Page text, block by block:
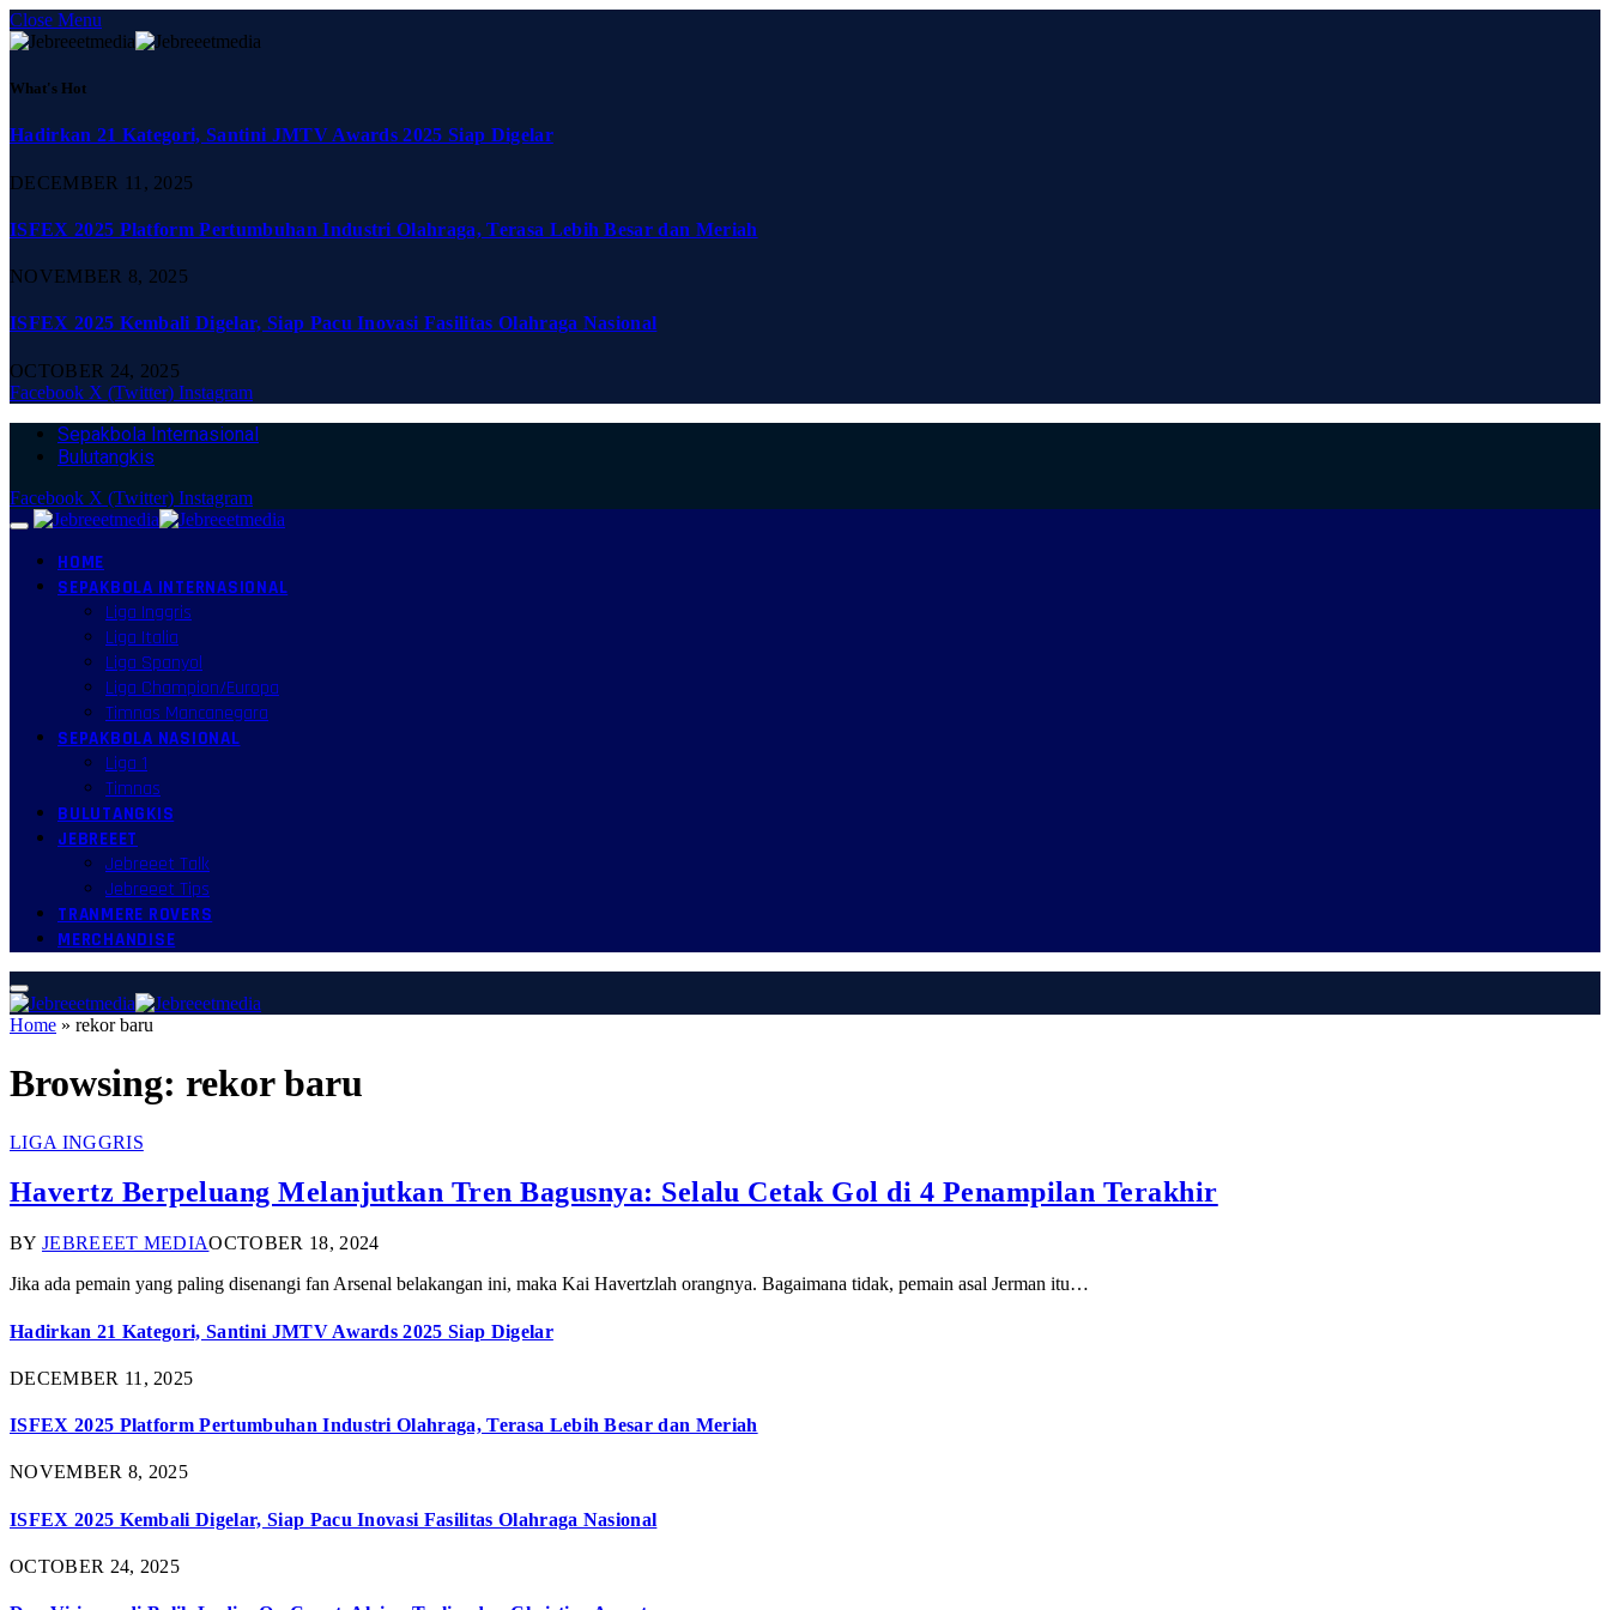
Close Menu
What's Hot
Hadirkan 21 Kategori, Santini JMTV Awards 2025 Siap Digelar
DECEMBER 11, 2025
ISFEX 2025 Platform Pertumbuhan Industri Olahraga, Terasa Lebih Besar dan Meriah
NOVEMBER 8, 2025
ISFEX 2025 Kembali Digelar, Siap Pacu Inovasi Fasilitas Olahraga Nasional
OCTOBER 24, 2025
Facebook X (Twitter) Instagram
Sepakbola Internasional
Bulutangkis
Facebook X (Twitter) Instagram
HOME
SEPAKBOLA INTERNASIONAL
Liga Inggris
Liga Italia
Liga Spanyol
Liga Champion/Europa
Timnas Mancanegara
SEPAKBOLA NASIONAL
Liga 1
Timnas
BULUTANGKIS
JEBREEET
Jebreeet Talk
Jebreeet Tips
TRANMERE ROVERS
MERCHANDISE
Home » rekor baru
Browsing: rekor baru
LIGA INGGRIS
Havertz Berpeluang Melanjutkan Tren Bagusnya: Selalu Cetak Gol di 4 Penampilan Terakhir
BY JEBREEET MEDIAOCTOBER 18, 2024
Jika ada pemain yang paling disenangi fan Arsenal belakangan ini, maka Kai Havertzlah orangnya. Bagaimana tidak, pemain asal Jerman itu…
Hadirkan 21 Kategori, Santini JMTV Awards 2025 Siap Digelar
DECEMBER 11, 2025
ISFEX 2025 Platform Pertumbuhan Industri Olahraga, Terasa Lebih Besar dan Meriah
NOVEMBER 8, 2025
ISFEX 2025 Kembali Digelar, Siap Pacu Inovasi Fasilitas Olahraga Nasional
OCTOBER 24, 2025